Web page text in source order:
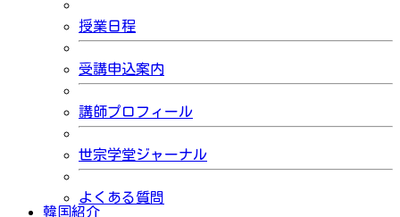
授業日程
受講申込案内
講師プロフィール
世宗学堂ジャーナル
よくある質問
韓国紹介